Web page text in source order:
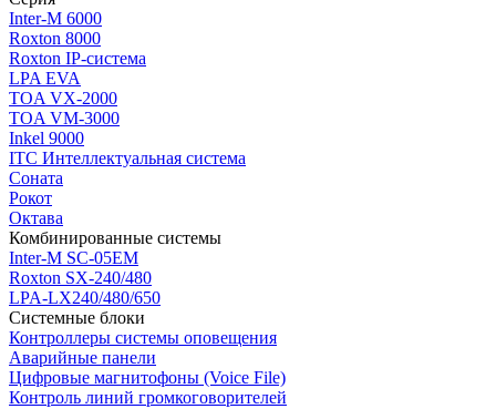
Inter-M 6000
Roxton 8000
Roxton IP-система
LPA EVA
TOA VX-2000
TOA VM-3000
Inkel 9000
ITC Интеллектуальная система
Соната
Рокот
Октава
Комбинированные системы
Inter-M SC-05EM
Roxton SX-240/480
LPA-LX240/480/650
Системные блоки
Контроллеры системы оповещения
Аварийные панели
Цифровые магнитофоны (Voice File)
Контроль линий громкоговорителей